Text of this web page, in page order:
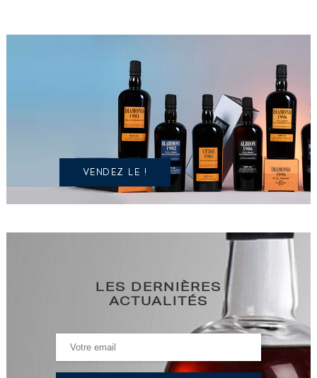
POSSÉDEZ
SPIRITUEUX
IDENTIQUE
VENDEZ LE !
LES DERNIÈRES
ACTUALITÉS